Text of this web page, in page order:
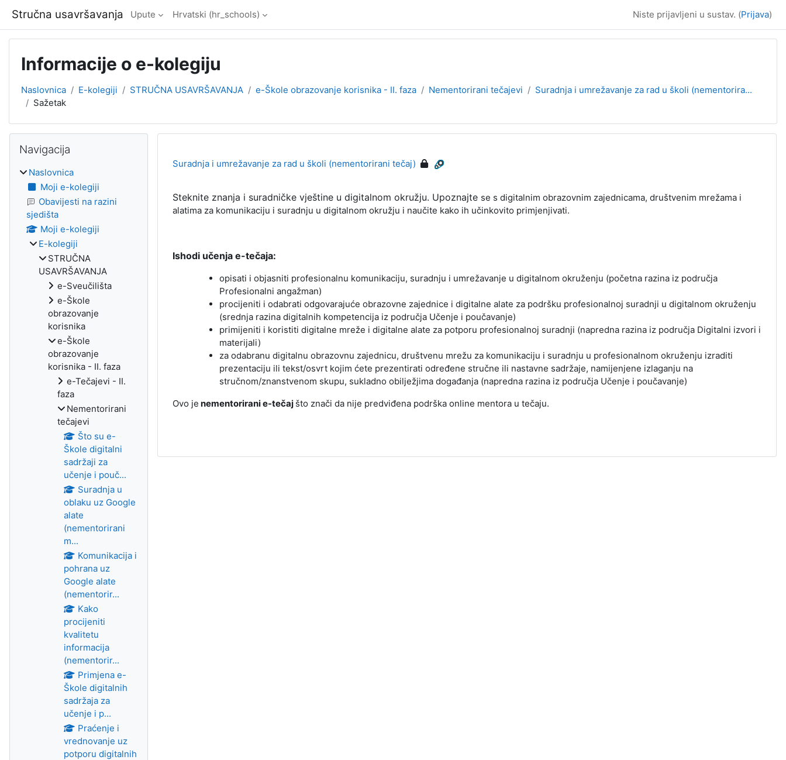
Stručna usavršavanja Upute Hrvatski ‎(hr_schools)‎ Niste prijavljeni u sustav. (Prijava)
Informacije o e-kolegiju
Naslovnica E-kolegiji STRUČNA USAVRŠAVANJA e-Škole obrazovanje korisnika - II. faza Nementorirani tečajevi
Suradnja i umrežavanje za rad u školi (nementorira...
Sažetak
Suradnja i umrežavanje za rad u školi (nementorirani tečaj)
Steknite znanja i suradničke vještine u digitalnom okružju. Upoznajte se s digitalnim obrazovnim zajednicama, društvenim mrežama i
alatima za komunikaciju i suradnju u digitalnom okružju i naučite kako ih učinkovito primjenjivati.
Ishodi učenja e-tečaja:
opisati i objasniti profesionalnu komunikaciju, suradnju i umrežavanje u digitalnom okruženju (početna razina iz područja
Profesionalni angažman)
procijeniti i odabrati odgovarajuće obrazovne zajednice i digitalne alate za podršku profesionalnoj suradnji u digitalnom okruženju
(srednja razina digitalnih kompetencija iz područja Učenje i poučavanje)
primijeniti i koristiti digitalne mreže i digitalne alate za potporu profesionalnoj suradnji (napredna razina iz područja Digitalni izvori i
materijali)
za odabranu digitalnu obrazovnu zajednicu, društvenu mrežu za komunikaciju i suradnju u profesionalnom okruženju izraditi
prezentaciju ili tekst/osvrt kojim ćete prezentirati određene stručne ili nastavne sadržaje, namijenjene izlaganju na
stručnom/znanstvenom skupu, sukladno obilježjima događanja (napredna razina iz područja Učenje i poučavanje)
Ovo je nementorirani e-tečaj što znači da nije predviđena podrška online mentora u tečaju.
Blokovi
Navigacija
Naslovnica
Moji e-kolegiji
Obavijesti na razini
sjedišta
Moji e-kolegiji
E-kolegiji
STRUČNA
USAVRŠAVANJA
e-Sveučilišta
e-Škole
obrazovanje
korisnika
e-Škole
obrazovanje
korisnika - II. faza
e-Tečajevi - II.
faza
Nementorirani
tečajevi
Što su e-
Škole digitalni
sadržaji za
učenje i pouč...
Suradnja u
oblaku uz Google
alate
(nementorirani
m...
Komunikacija i
pohrana uz
Google alate
(nementorir...
Kako
procijeniti
kvalitetu
informacija
(nementorir...
Primjena e-
Škole digitalnih
sadržaja za
učenje i p...
Praćenje i
vrednovanje uz
potporu digitalnih